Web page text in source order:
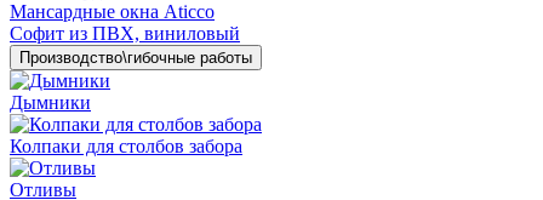
Мансардные окна Aticco
Софит из ПВХ, виниловый
Производство\гибочные работы
Дымники
Колпаки для столбов забора
Отливы